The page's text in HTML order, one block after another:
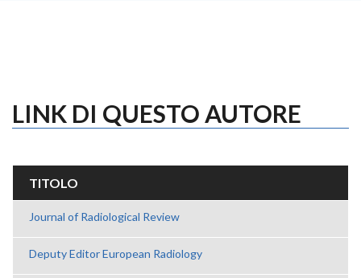
LINK DI QUESTO AUTORE
TITOLO
Journal of Radiological Review
Deputy Editor European Radiology